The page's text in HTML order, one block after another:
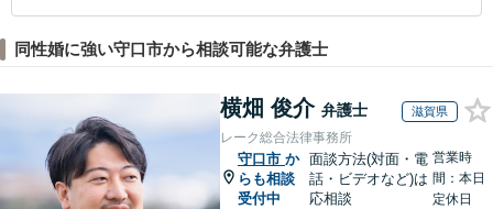
同性婚に強い守口市から相談可能な弁護士
横畑 俊介 弁護士 滋賀県
レーク総合法律事務所
守口市 か
らも相談
受付中
面談方法(対面・電
話・ビデオなど)は
応相談
営業時
間：本日
定休日